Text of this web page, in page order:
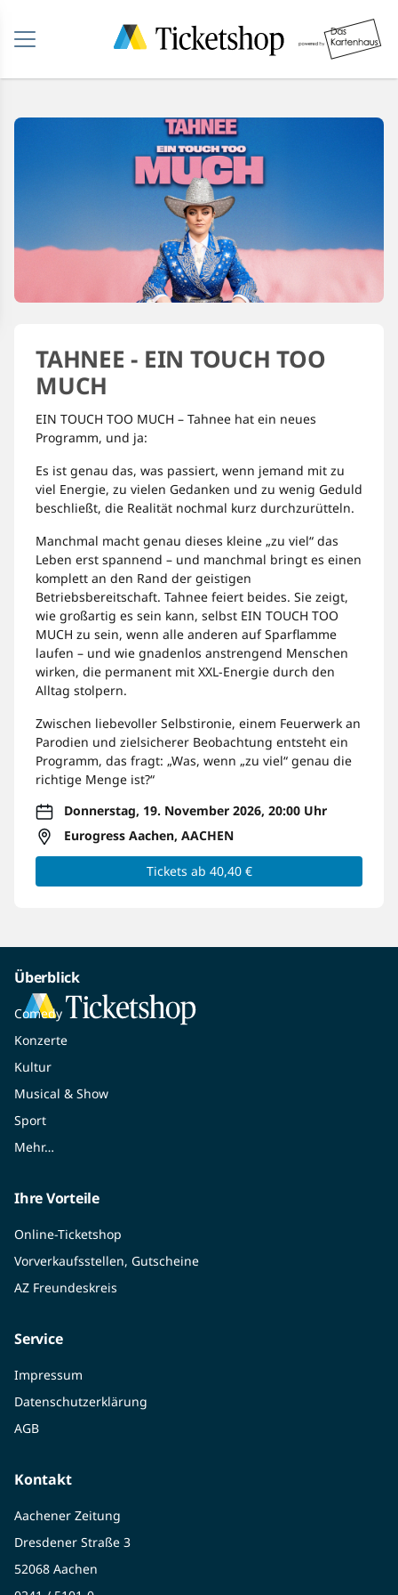
TAHNEE - EIN TOUCH TOO
MUCH
EIN TOUCH TOO MUCH – Tahnee hat ein neues
Programm, und ja:
Es ist genau das, was passiert, wenn jemand mit zu
viel Energie, zu vielen Gedanken und zu wenig Geduld
beschließt, die Realität nochmal kurz durchzurütteln.
Manchmal macht genau dieses kleine „zu viel“ das
Leben erst spannend – und manchmal bringt es einen
komplett an den Rand der geistigen
Betriebsbereitschaft. Tahnee feiert beides. Sie zeigt,
wie großartig es sein kann, selbst EIN TOUCH TOO
MUCH zu sein, wenn alle anderen auf Sparflamme
laufen – und wie gnadenlos anstrengend Menschen
wirken, die permanent mit XXL-Energie durch den
Alltag stolpern.
Zwischen liebevoller Selbstironie, einem Feuerwerk an
Parodien und zielsicherer Beobachtung entsteht ein
Programm, das fragt: „Was, wenn „zu viel“ genau die
richtige Menge ist?“
Donnerstag, 19. November 2026, 20:00 Uhr
Eurogress Aachen, AACHEN
Tickets ab 40,40 €
Überblick
Comedy
Konzerte
Kultur
Musical & Show
Sport
Mehr…
Ihre Vorteile
Online-Ticketshop
Vorverkaufsstellen, Gutscheine
AZ Freundeskreis
Service
Impressum
Datenschutzerklärung
AGB
Kontakt
Aachener Zeitung
Dresdener Straße 3
52068 Aachen